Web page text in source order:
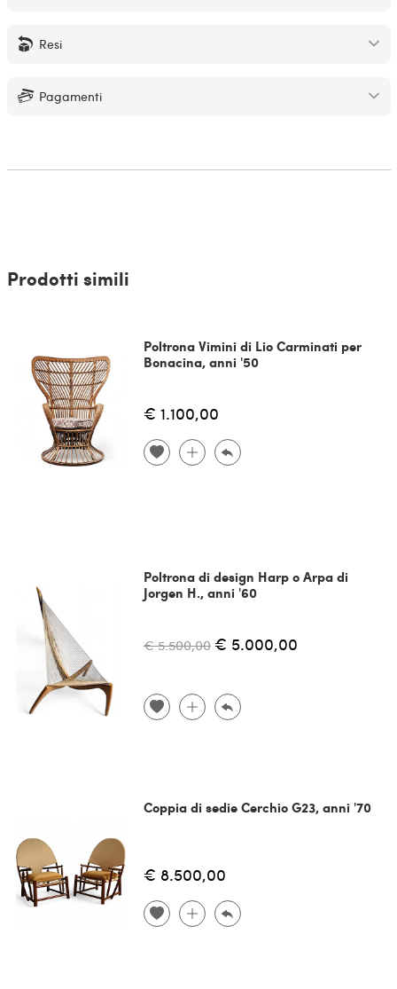
Resi
Pagamenti
Prodotti simili
Poltrona Vimini di Lio Carminati per
Bonacina, anni '50
€ 1.100,00
Poltrona di design Harp o Arpa di
Jorgen H., anni '60
€ 5.500,00 € 5.000,00
Coppia di sedie Cerchio G23, anni '70
€ 8.500,00